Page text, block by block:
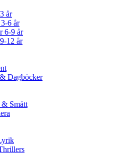
år
6 år
6-9 år
12 år
Dagböcker
Smått